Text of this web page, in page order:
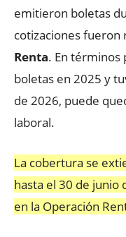
emitieron boletas
cotizaciones fueron
Renta. En términos
boletas en 2025 y
de 2026, puede
laboral.
La cobertura se
hasta el 30 de junio
en la Operación